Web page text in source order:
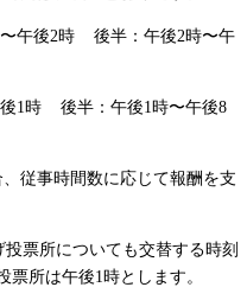
午後2時 後半：午後2時〜午
1時 後半：午後1時〜午後8
従事時間数に応じて報酬を支
票所についても交替する時刻
所は午後1時とします。